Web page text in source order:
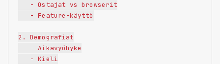
   - Ostajat vs browserit
   - Feature-käyttö
2. Demografiat
   - Aikavyöhyke
   - Kieli